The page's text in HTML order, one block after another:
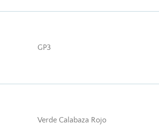
GP3
Verde Calabaza Rojo